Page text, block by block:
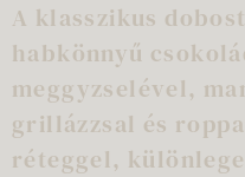
A klasszikus
habkönnyű
meggyzselével,
grillázzsal és
réteggel,